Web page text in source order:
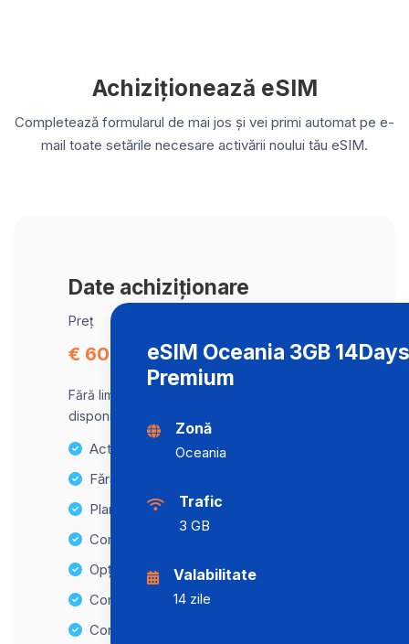
Achiziționează eSIM
Completează formularul de mai jos și vei primi automat pe e-
mail toate setările necesare activării noului tău eSIM.
Date achiziționare
Preț
€ 60.00
Fără limită de date, viteză maximă
disponibilă.
Activare instantanee
Fără taxe ascunse
Planuri de date nelimitate
Compatibilitate cu multiple dispozitive
Opțiuni de reîncărcare ușoară
Compatibilitate Hotspot
Configurare sigură și fără complicații
eSIM Oceania 3GB 14Days
Premium
Zonă
Oceania
Trafic
3 GB
Valabilitate
14 zile